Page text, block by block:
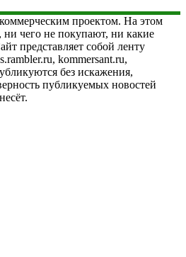
проектом. На этом
ни чего не покупают, ни какие
представляет собой ленту
kommersant.ru,
без искажения,
публикуемых новостей